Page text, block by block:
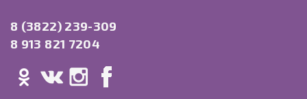
8 (3822) 239-309
8 913 821 7204